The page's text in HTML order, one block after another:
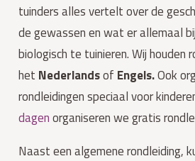
tuinders alles vertelt over de
de gewassen en wat er allemaal
biologisch te tuinieren. Wij houden
het Nederlandsof Engels.Ook
rondleidingen speciaal voor
dagenorganiseren we gratis
Naast een algemene rondleiding,